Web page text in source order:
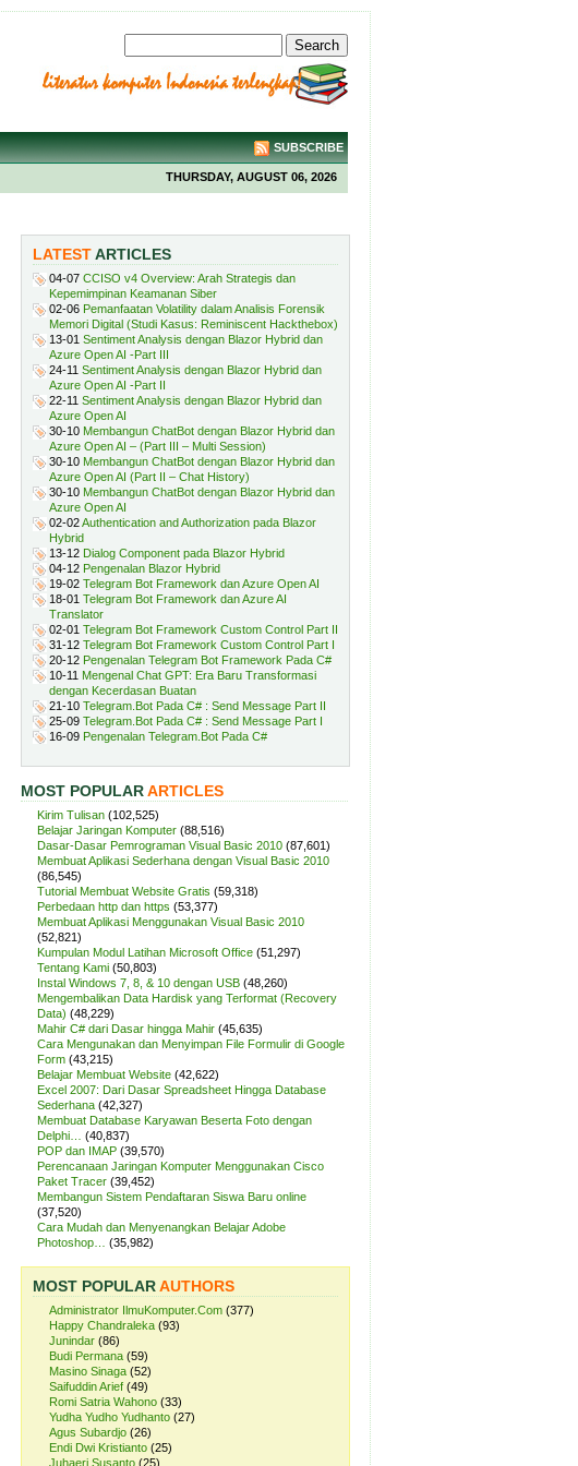
SUBSCRIBE
THURSDAY, AUGUST 06, 2026
LATESTARTICLES
04-07 CCISO v4 Overview: Arah Strategis dan
Kepemimpinan Keamanan Siber
02-06 Pemanfaatan Volatility dalam Analisis Forensik
Memori Digital (Studi Kasus: Reminiscent Hackthebox)
13-01 Sentiment Analysis dengan Blazor Hybrid dan
Azure Open AI -Part III
24-11 Sentiment Analysis dengan Blazor Hybrid dan
Azure Open AI -Part II
22-11 Sentiment Analysis dengan Blazor Hybrid dan
Azure Open AI
30-10 Membangun ChatBot dengan Blazor Hybrid dan
Azure Open AI – (Part III – Multi Session)
30-10 Membangun ChatBot dengan Blazor Hybrid dan
Azure Open AI (Part II – Chat History)
30-10 Membangun ChatBot dengan Blazor Hybrid dan
Azure Open AI
02-02Authentication and Authorization pada Blazor
Hybrid
13-12 Dialog Component pada Blazor Hybrid
04-12 Pengenalan Blazor Hybrid
19-02 Telegram Bot Framework dan Azure Open AI
18-01 Telegram Bot Framework dan Azure AI
Translator
02-01 Telegram Bot Framework Custom Control Part II
31-12 Telegram Bot Framework Custom Control Part I
20-12 Pengenalan Telegram Bot Framework Pada C#
10-11 Mengenal Chat GPT: Era Baru Transformasi
dengan Kecerdasan Buatan
21-10 Telegram.Bot Pada C# : Send Message Part II
25-09 Telegram.Bot Pada C# : Send Message Part I
16-09 Pengenalan Telegram.Bot Pada C#
MOST POPULARARTICLES
Kirim Tulisan (102,525)
Belajar Jaringan Komputer (88,516)
Dasar-Dasar Pemrograman Visual Basic 2010 (87,601)
Membuat Aplikasi Sederhana dengan Visual Basic 2010
(86,545)
Tutorial Membuat Website Gratis (59,318)
Perbedaan http dan https (53,377)
Membuat Aplikasi Menggunakan Visual Basic 2010
(52,821)
Kumpulan Modul Latihan Microsoft Office (51,297)
Tentang Kami (50,803)
Instal Windows 7, 8, & 10 dengan USB (48,260)
Mengembalikan Data Hardisk yang Terformat (Recovery
Data) (48,229)
Mahir C# dari Dasar hingga Mahir (45,635)
Cara Mengunakan dan Menyimpan File Formulir di Google
Form (43,215)
Belajar Membuat Website (42,622)
Excel 2007: Dari Dasar Spreadsheet Hingga Database
Sederhana (42,327)
Membuat Database Karyawan Beserta Foto dengan
Delphi…
(40,837)
POP dan IMAP (39,570)
Perencanaan Jaringan Komputer Menggunakan Cisco
Paket Tracer (39,452)
Membangun Sistem Pendaftaran Siswa Baru online
(37,520)
Cara Mudah dan Menyenangkan Belajar Adobe
Photoshop…
(35,982)
MOST POPULARAUTHORS
Administrator IlmuKomputer.Com (377)
Happy Chandraleka (93)
Junindar (86)
Budi Permana (59)
Masino Sinaga (52)
Saifuddin Arief (49)
Romi Satria Wahono (33)
Yudha Yudho Yudhanto (27)
Agus Subardjo (26)
Endi Dwi Kristianto (25)
Juhaeri Susanto (25)